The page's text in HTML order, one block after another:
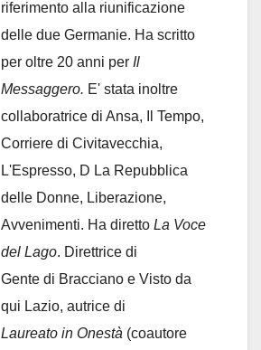
riferimento alla riunificazione
delle due Germanie. Ha scritto
per oltre 20 anni per Il
Messaggero. E' stata inoltre
collaboratrice di Ansa, Il Tempo,
Corriere di Civitavecchia,
L'Espresso, D La Repubblica
delle Donne, Liberazione,
Avvenimenti. Ha diretto La Voce
del Lago. Direttrice di
Gente di Bracciano e Visto da
qui Lazio, autrice di
Laureato in Onestà (coautore